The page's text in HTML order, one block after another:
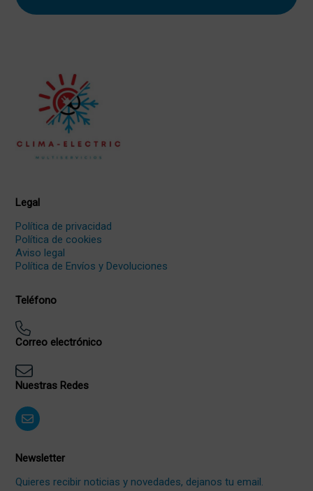
Legal
Política de privacidad
Política de cookies
Aviso legal
Política de Envíos y Devoluciones
Teléfono
Correo electrónico
Nuestras Redes
Newsletter
Quieres recibir noticias y novedades, dejanos tu email.